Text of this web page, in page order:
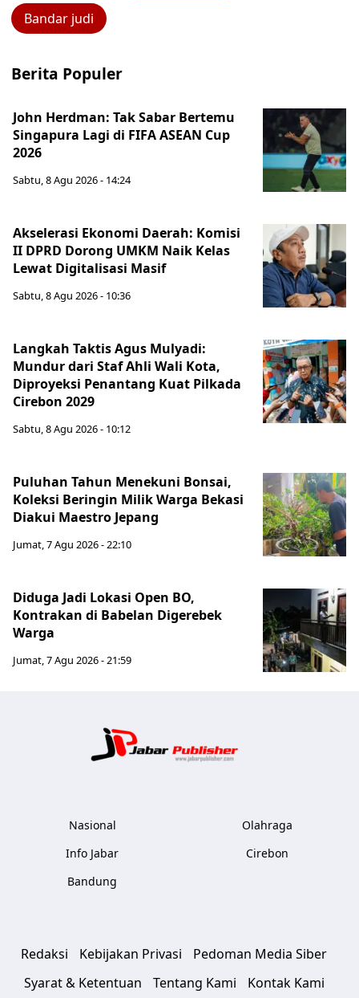
Bandar judi
Berita Populer
John Herdman: Tak Sabar Bertemu
Singapura Lagi di FIFA ASEAN Cup
2026
Sabtu, 8 Agu 2026 - 14:24
Akselerasi Ekonomi Daerah: Komisi
II DPRD Dorong UMKM Naik Kelas
Lewat Digitalisasi Masif
Sabtu, 8 Agu 2026 - 10:36
Langkah Taktis Agus Mulyadi:
Mundur dari Staf Ahli Wali Kota,
Diproyeksi Penantang Kuat Pilkada
Cirebon 2029
Sabtu, 8 Agu 2026 - 10:12
Puluhan Tahun Menekuni Bonsai,
Koleksi Beringin Milik Warga Bekasi
Diakui Maestro Jepang
Jumat, 7 Agu 2026 - 22:10
Diduga Jadi Lokasi Open BO,
Kontrakan di Babelan Digerebek
Warga
Jumat, 7 Agu 2026 - 21:59
Nasional
Info Jabar
Bandung
Olahraga
Cirebon
Redaksi Kebijakan Privasi
Pedoman Media Siber
Syarat & Ketentuan
Tentang Kami Kontak Kami